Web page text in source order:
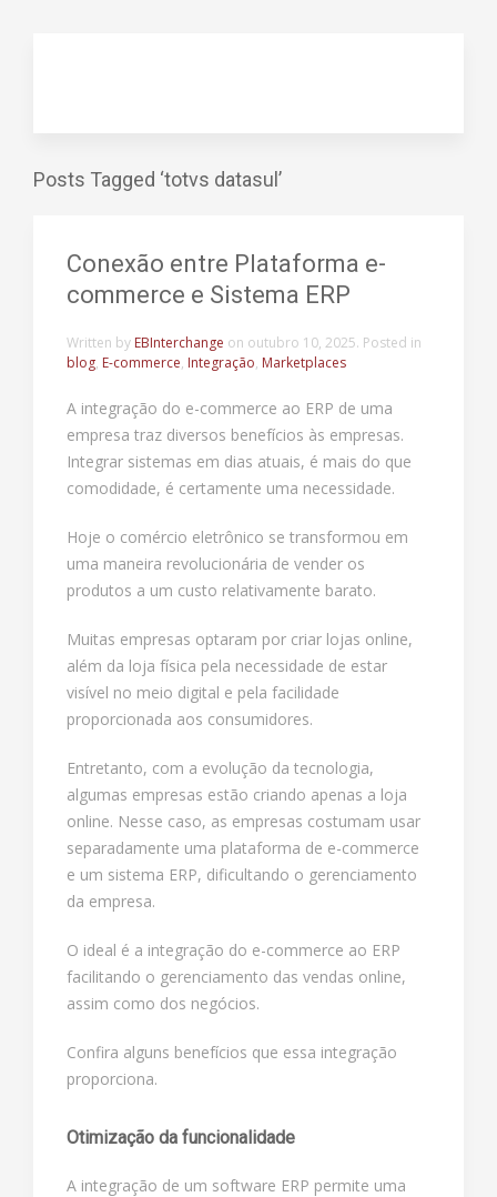
Posts Tagged ‘totvs datasul’
Conexão entre Plataforma e-
commerce e Sistema ERP
Written by EBInterchange on outubro 10, 2025. Posted in
blog, E-commerce, Integração, Marketplaces
A integração do e-commerce ao ERP de uma
empresa traz diversos benefícios às empresas.
Integrar sistemas em dias atuais, é mais do que
comodidade, é certamente uma necessidade.
Hoje o comércio eletrônico se transformou em
uma maneira revolucionária de vender os
produtos a um custo relativamente barato.
Muitas empresas optaram por criar lojas online,
além da loja física pela necessidade de estar
visível no meio digital e pela facilidade
proporcionada aos consumidores.
Entretanto, com a evolução da tecnologia,
algumas empresas estão criando apenas a loja
online. Nesse caso, as empresas costumam usar
separadamente uma plataforma de e-commerce
e um sistema ERP, dificultando o gerenciamento
da empresa.
O ideal é a integração do e-commerce ao ERP
facilitando o gerenciamento das vendas online,
assim como dos negócios.
Confira alguns benefícios que essa integração
proporciona.
Otimização da funcionalidade
A integração de um software ERP permite uma